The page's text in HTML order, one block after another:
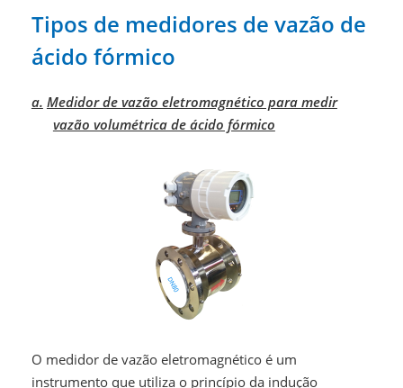
Tipos de medidores de vazão de
ácido fórmico
a. Medidor de vazão eletromagnético para medir
vazão volumétrica de ácido fórmico
O medidor de vazão eletromagnético é um
instrumento que utiliza o princípio da indução